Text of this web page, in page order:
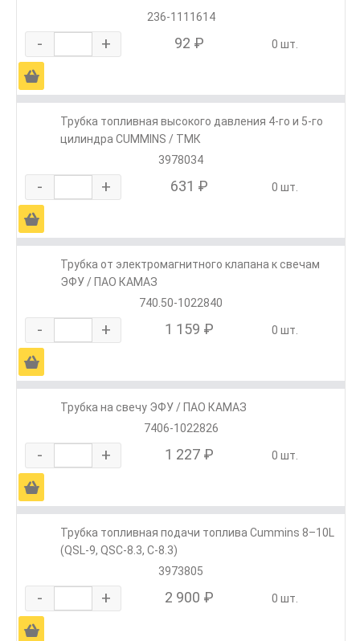
236-1111614
- + 92 ₽ 0 шт.
Ä
Трубка топливная высокого давления 4-го и 5-го
цилиндра CUMMINS / ТМК
3978034
- + 631 ₽ 0 шт.
Ä
Трубка от электромагнитного клапана к свечам
ЭФУ / ПАО КАМАЗ
740.50-1022840
- + 1 159 ₽ 0 шт.
Ä
Трубка на свечу ЭФУ / ПАО КАМАЗ
7406-1022826
- + 1 227 ₽ 0 шт.
Ä
Трубка топливная подачи топлива Cummins 8–10L
(QSL-9, QSC-8.3, C-8.3)
3973805
- + 2 900 ₽ 0 шт.
Ä